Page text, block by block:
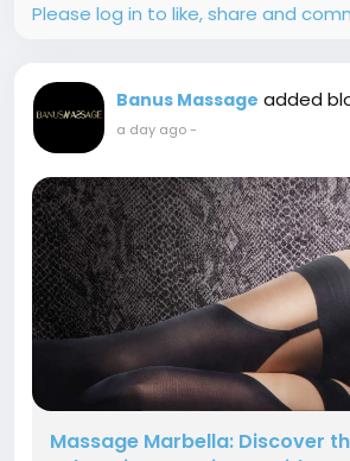
Please log in to like, share and
Banus Massage added
a day ago-
Massage Marbella: Discover